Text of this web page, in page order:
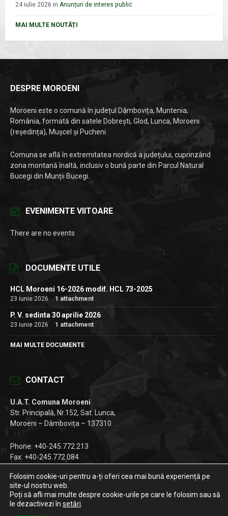
24 iulie 2026 in Anunțuri de interes public
MAI MULTE NOUTĂȚI
DESPRE MOROENI
Moroeni este o comună în județul Dâmbovița, Muntenia,
România, formată din satele Dobrești, Glod, Lunca, Moroeni
(reședința), Mușcel și Pucheni.
Comuna se află în extremitatea nordică a județului, cuprinzând
zona montană înaltă, inclusiv o bună parte din Parcul Natural
Bucegi din Munții Bucegi.
EVENIMENTE VIITOARE
There are no events
DOCUMENTE UTILE
HCL Moroeni 16-2026 modif. HCL 73-2025
23 iunie 2026 1 attachment
P. V. sedinta 30 aprilie 2026
23 iunie 2026 1 attachment
MAI MULTE DOCUMENTE
CONTACT
U.A.T. Comuna Moroeni
Str. Principală, Nr.152, Sat. Lunca,
Moroeni – Dâmbovița – 137310
Phone: +40-245.772.213
Fax: +40-245.772.084
FacebookInstagramLinkedIn
Folosim cookie-uri pentru a-ți oferi cea mai bună experiență pe
site-ul nostru web.
Poți să afli mai multe despre cookie-urile pe care le folosim sau să
le dezactivezi în setări